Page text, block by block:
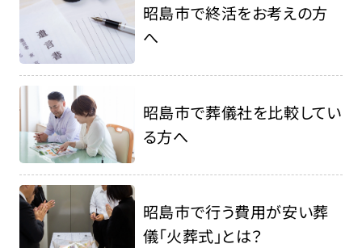
昭島市で終活をお考えの方
へ
昭島市で葬儀社を比較してい
る方へ
昭島市で行う費用が安い葬
儀「火葬式」とは？